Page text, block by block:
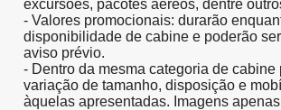
excursões, pacotes aéreos, dentre
- Valores promocionais: durarão
disponibilidade de cabine e poderão
aviso prévio.
- Dentro da mesma categoria de cabine
variação de tamanho, disposição e
àquelas apresentadas. Imagens